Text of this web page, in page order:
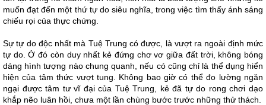
muốn đạt đến một thứ tự do siêu nghĩa, trong việc tìm thấy ánh sáng
chiếu rọi của thực chứng.
Sự tự do độc nhất mà Tuệ Trung có được, là vượt ra ngoài định mức
tự do. Ở đó còn duy nhất kẻ đứng chơ vơ giữa đất trời, không bóng
dáng hình tượng nào chung quanh, nếu có cũng chỉ là thể dụng hiển
hiện của tâm thức vượt tung. Không bao giờ có thể đo lường ngăn
ngại được tâm tư vĩ đại của Tuệ Trung, kẻ đã tự do rong chơi dạo
khắp nẽo luân hồi, chưa một lần chùng bước trước những thử thách.